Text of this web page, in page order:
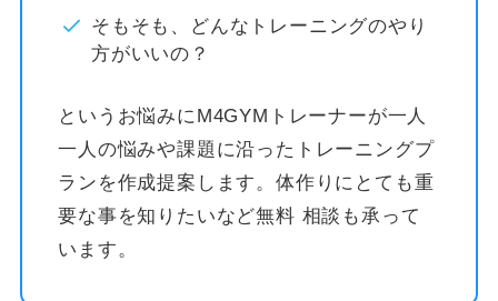
そもそも、どんなトレーニングのやり
方がいいの？
というお悩みにM4GYMトレーナーが一人
一人の悩みや課題に沿ったトレーニングプ
ランを作成提案します。体作りにとても重
要な事を知りたいなど無料 相談も承って
います。